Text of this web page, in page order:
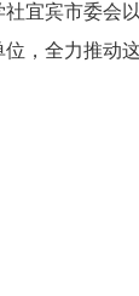
社宜宾市委会
，全力推动